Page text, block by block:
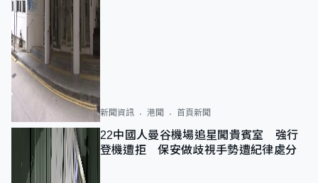
新聞資訊 港聞 首頁新聞
22中國人曼谷機場追星闖貴賓室 強行
登機遭拒 保安做歧視手勢遭紀律處分